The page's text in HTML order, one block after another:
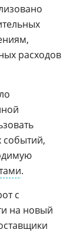
расходов
.
с
на новый